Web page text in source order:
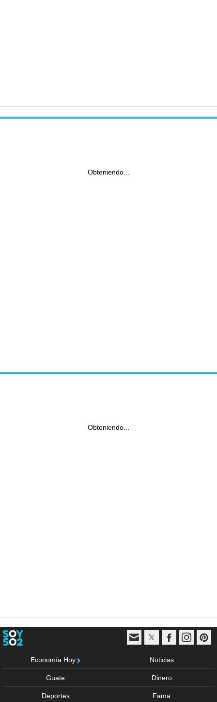
Obteniendo...
Obteniendo...
Economía Hoy Noticias
Guate Dinero
Deportes Fama